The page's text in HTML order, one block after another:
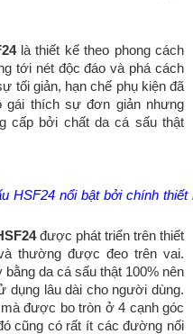
là thiết kế theo phong cách
tới nét độc đáo và phá cách
tối giản, hạn chế phụ kiện đã
gái thích sự đơn giản nhưng
cấp bởi chất da cá sấu thật
HSF24 nổi bật bởi chính
được phát triển trên thiết
thường được đeo trên vai.
da cá sấu thật 100% nên
dụng lâu dài cho người dùng.
được bo tròn ở 4 cạnh góc
cũng có rất ít các đường nối